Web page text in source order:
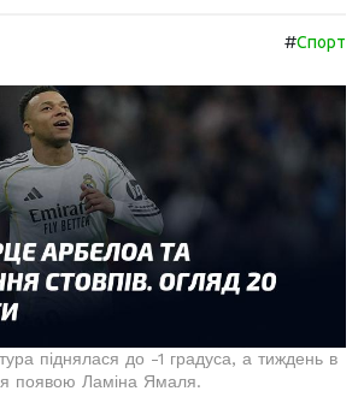
#Спорт
піднялася до -1 градуса, а тиждень в
появою Ламіна Ямаля.